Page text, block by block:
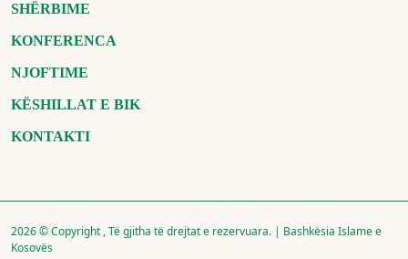
SHËRBIME
KONFERENCA
NJOFTIME
KËSHILLAT E BIK
KONTAKTI
2026 © Copyright , Të gjitha të drejtat e rezervuara. | Bashkësia Islame e
Kosovës